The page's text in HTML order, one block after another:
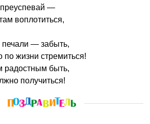
—
воплотиться,
печали — забыть,
по жизни стремиться!
быть,
получиться!